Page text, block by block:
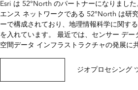
Esri は 52°North のパートナーになりまし
エンス ネットワークである 52°North は研
ーで構成されており、地理情報科学に関す
を入れています。 最近では、センサー デー
空間データ インフラストラクチャの発展に
ジオプロセシング